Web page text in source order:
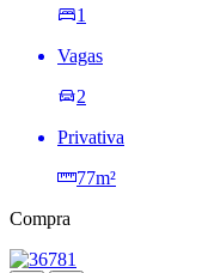
1
Vagas
2
Privativa
77m²
Compra